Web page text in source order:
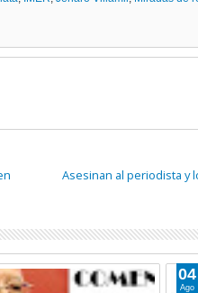
Asesinan al periodista y
04
Ago